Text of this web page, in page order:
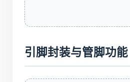
引脚封装与管脚功能